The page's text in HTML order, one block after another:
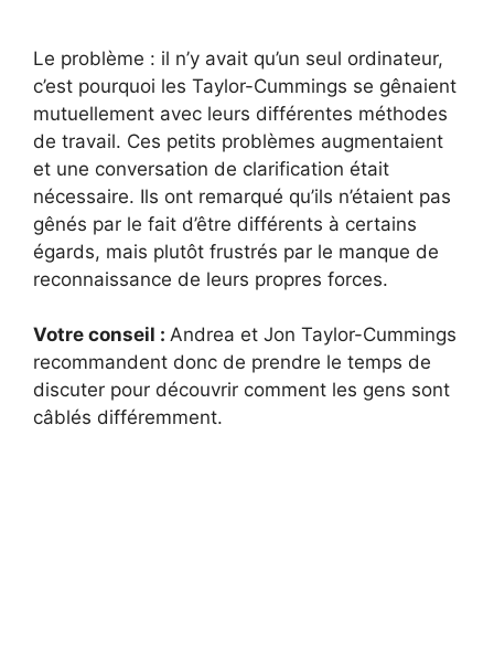
Le problème : il n’y avait qu’un seul ordinateur,
c’est pourquoi les Taylor-Cummings se gênaient
mutuellement avec leurs différentes méthodes
de travail. Ces petits problèmes augmentaient
et une conversation de clarification était
nécessaire. Ils ont remarqué qu’ils n’étaient pas
gênés par le fait d’être différents à certains
égards, mais plutôt frustrés par le manque de
reconnaissance de leurs propres forces.
Votre conseil : Andrea et Jon Taylor-Cummings
recommandent donc de prendre le temps de
discuter pour découvrir comment les gens sont
câblés différemment.